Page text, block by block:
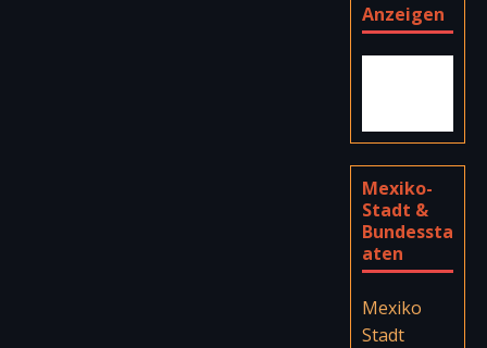
Anzeigen
Mexiko-
Stadt &
Bundessta
aten
Mexiko
Stadt